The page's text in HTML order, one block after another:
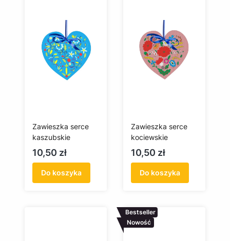
Zawieszka serce
kaszubskie
Cena
10,50 zł
Do koszyka
Zawieszka serce
kociewskie
Cena
10,50 zł
Do koszyka
Bestseller
Nowość